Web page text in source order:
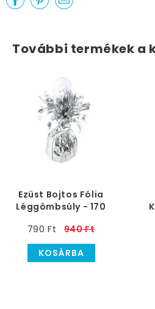
További termékek a
Ezüst Bojtos Fólia
Léggömbsúly - 170
790 Ft
940 Ft
KOSÁRBA